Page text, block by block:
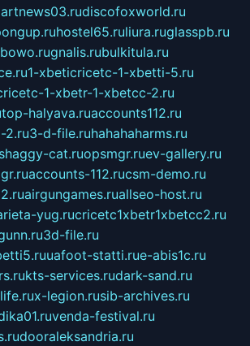
discofoxworld.ru
hostel65.ruliura.ruglasspb.ru
gnalis.rubulkitula.ru
1-xbeticricetc-1-xbetti-5.ru
1-xbetr-1-xbetcc-2.ru
top-halyava.ruaccounts112.ru
2.ru3-d-file.ruhahahaharms.ru
shaggy-cat.ruopsmgr.ruev-gallery.ru
accounts-112.rucsm-demo.ru
airgungames.ruallseo-host.ru
yug.rucricetc1xbetr1xbetcc2.ru
3d-file.ru
uafoot-statti.rue-abis1c.ru
kts-services.rudark-sand.ru
x-legion.rusib-archives.ru
venda-festival.ru
dooraleksandria.ru